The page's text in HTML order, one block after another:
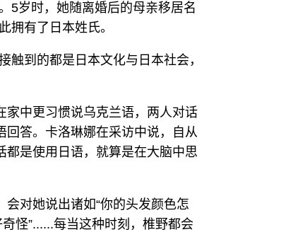
5岁时，她随离婚后的母亲移居名
拥有了日本姓氏。
触到的都是日本文化与日本社会，
家中更习惯说乌克兰语，两人对话
回答。卡洛琳娜在采访中说，自从
都是使用日语，就算是在大脑中思
会对她说出诸如“你的头发颜色怎
怪”......每当这种时刻，椎野都会